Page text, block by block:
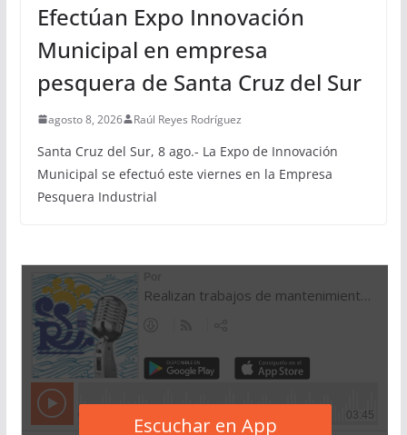
Efectúan Expo Innovación
Municipal en empresa
pesquera de Santa Cruz del Sur
agosto 8, 2026 Raúl Reyes Rodríguez
Santa Cruz del Sur, 8 ago.- La Expo de Innovación
Municipal se efectuó este viernes en la Empresa
Pesquera Industrial